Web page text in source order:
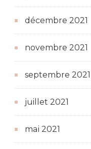
décembre 2021
novembre 2021
septembre 2021
juillet 2021
mai 2021